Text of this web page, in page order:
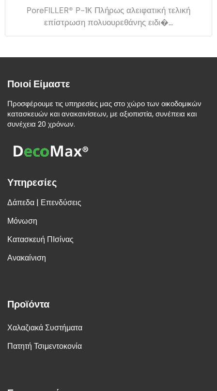
PoreFILLER® P-1K Πλήρως αλειφατική τελική
επίστρωση πολυουρεθάνης ειδι�...
Ποιοί Είμαστε
Προσφέρουμε τις υπηρεσίες μας στο χώρο των οικοδομικών
κατασκευών και ανακαινίσεων, με αξιοπιστία, συνέπεια και
συνέχεια 20 χρόνων.
Υπηρεσίες
Δάπεδα | Επενδύσεις
Μόνωση
Κατασκευή ΠΙσίνας
Ανακαίνιση
Προϊόντα
Χαλαζιακά Συστήματα
Πατητή Τσιμεντοκονία